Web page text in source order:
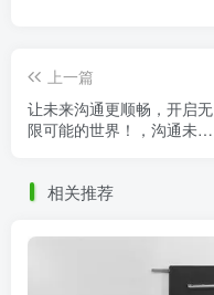
上一篇
让未来沟通更顺畅，开启无
限可能的世界！，沟通未来
相关推荐